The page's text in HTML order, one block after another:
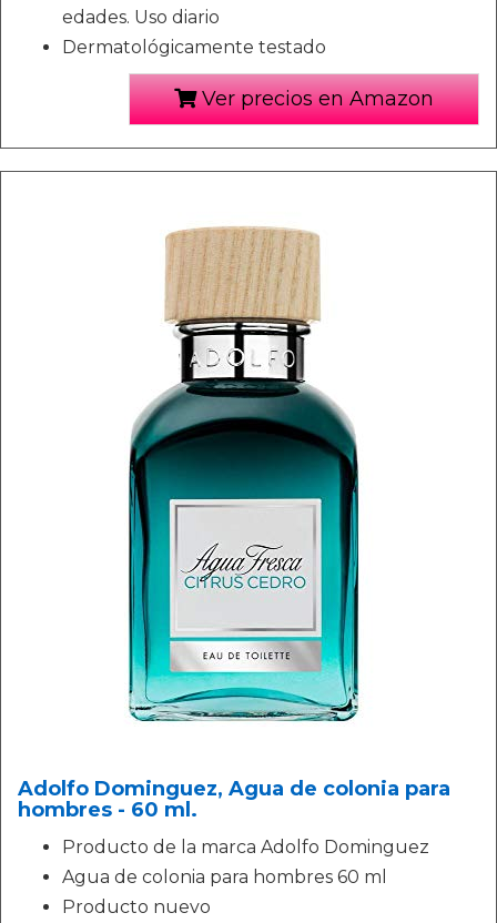
edades. Uso diario
Dermatológicamente testado
Ver precios en Amazon
Adolfo Dominguez, Agua de colonia para
hombres - 60 ml.
Producto de la marca Adolfo Dominguez
Agua de colonia para hombres 60 ml
Producto nuevo